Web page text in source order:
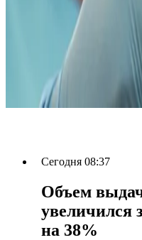
Сегодня 08:37
Объем
увеличился
на 38%